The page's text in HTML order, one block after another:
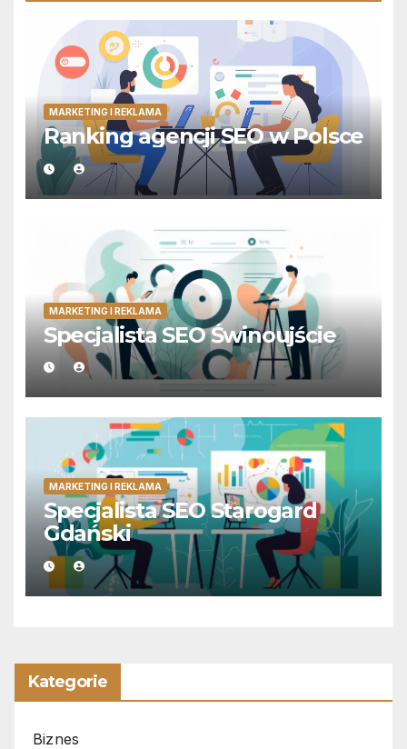
MARKETING I REKLAMA
Ranking agencji SEO w Polsce
MARKETING I REKLAMA
Specjalista SEO Świnoujście
MARKETING I REKLAMA
Specjalista SEO Starogard
Gdański
Kategorie
Biznes